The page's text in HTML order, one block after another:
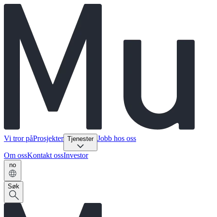
Vi tror påProsjekter Tjenester Jobb hos oss
Om ossKontakt ossInvestor
no
Søk